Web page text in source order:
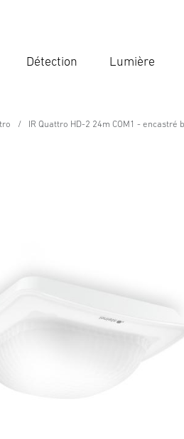
Détection Lumière
IR Quattro HD-2 24m COM1 - encastré